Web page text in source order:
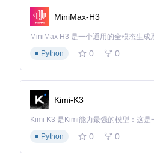
MiniMax-H3
Python
0 0
Kimi-K3
Python
0 0